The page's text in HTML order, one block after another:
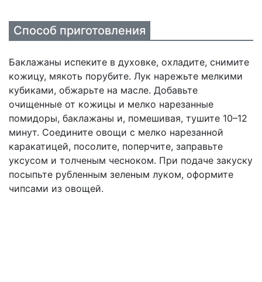
Способ приготовления
Баклажаны испеките в духовке, охладите, снимите
кожицу, мякоть порубите. Лук нарежьте мелкими
кубиками, обжарьте на масле. Добавьте
очищенные от кожицы и мелко нарезанные
помидоры, баклажаны и, помешивая, тушите 10–12
минут. Соедините овощи с мелко нарезанной
каракатицей, посолите, поперчите, заправьте
уксусом и толченым чесноком. При подаче закуску
посыпьте рубленным зеленым луком, оформите
чипсами из овощей.